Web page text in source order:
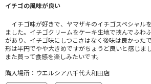
イチゴの風味が良い
イチゴ味が好きで、ヤマザキのイチゴスペシャル
ました。イチゴクリームをケーキ生地で挟んでふわ
があり、イチゴ味にしつこさはなく後味は良かったで
形は半円でやや大きめですがちょうど良いと感じまし
また買って食感を楽しみたいです。
購入場所：ウエルシア八千代大和田店